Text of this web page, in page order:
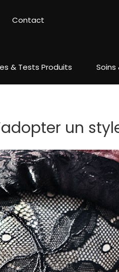
Contact
& Tests Produits Soins
un